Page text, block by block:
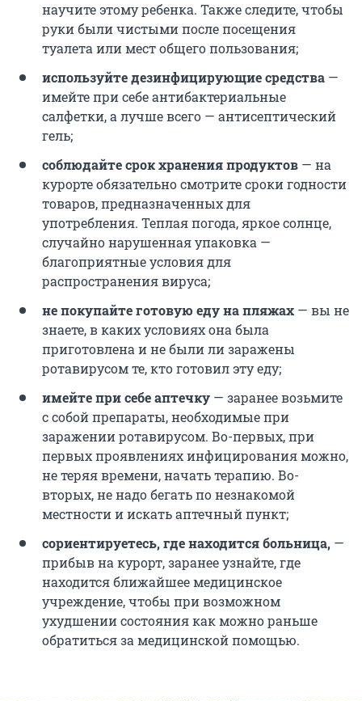
научите этому ребенка. Также следите, чтобы
руки были чистыми после посещения
туалета или мест общего пользования;
используйте дезинфицирующие средства —
имейте при себе антибактериальные
салфетки, а лучше всего — антисептический
гель;
соблюдайте срок хранения продуктов — на
курорте обязательно смотрите сроки годности
товаров, предназначенных для
употребления. Теплая погода, яркое солнце,
случайно нарушенная упаковка —
благоприятные условия для
распространения вируса;
не покупайте готовую еду на пляжах — вы не
знаете, в каких условиях она была
приготовлена и не были ли заражены
ротавирусом те, кто готовил эту еду;
имейте при себе аптечку — заранее возьмите
с собой препараты, необходимые при
заражении ротавирусом. Во-первых, при
первых проявлениях инфицирования можно,
не теряя времени, начать терапию. Во-
вторых, не надо бегать по незнакомой
местности и искать аптечный пункт;
сориентируетесь, где находится больница, —
прибыв на курорт, заранее узнайте, где
находится ближайшее медицинское
учреждение, чтобы при возможном
ухудшении состояния как можно раньше
обратиться за медицинской помощью.